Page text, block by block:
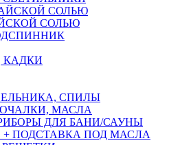
СОЛЬЮ
СОЛЬЮ
КАДКИ
СПИЛЫ
МАСЛА
ДЛЯ БАНИ/САУНЫ
ПОДСТАВКА ПОД МАСЛА